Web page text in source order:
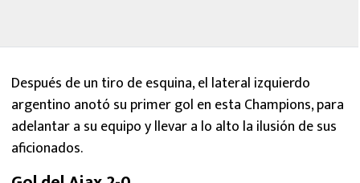
Después de un tiro de esquina, el lateral izquierdo
argentino anotó su primer gol en esta Champions, para
adelantar a su equipo y llevar a lo alto la ilusión de sus
aficionados.